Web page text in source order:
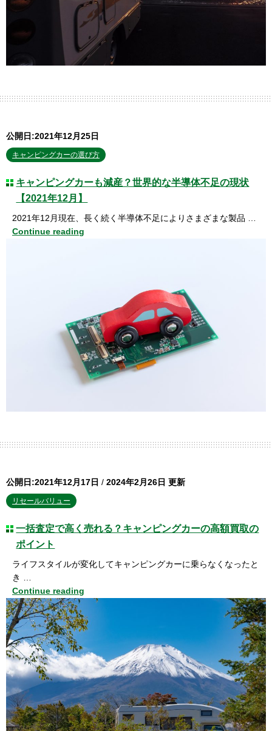
公開日:2021年12月25日
キャンピングカーの選び方
キャンピングカーも減産？世界的な半導体不足の現状
【2021年12月】
2021年12月現在、長く続く半導体不足によりさまざまな製品 …
Continue reading
公開日:2021年12月17日 / 2024年2月26日 更新
リセールバリュー
一括査定で高く売れる？キャンピングカーの高額買取の
ポイント
ライフスタイルが変化してキャンピングカーに乗らなくなったと
き …
Continue reading